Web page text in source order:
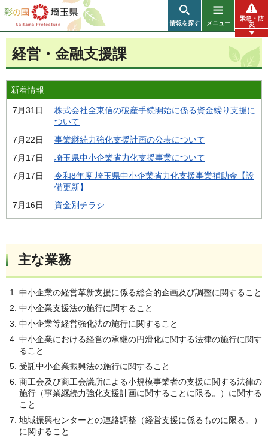
彩の国 埼玉県
情報を探す メニュー
緊急・防
災
経営・金融支援課
新着情報
7月31日
株式会社全東信の破産手続開始に係る資金繰り支援に
ついて
7月22日
事業継続力強化支援計画の公表について
7月17日
埼玉県中小企業省力化支援事業について
7月17日
令和8年度 埼玉県中小企業省力化支援事業補助金【設
備更新】
7月16日
資金別チラシ
主な業務
中小企業の経営革新支援に係る総合的企画及び調整に関すること
中小企業支援法の施行に関すること
中小企業等経営強化法の施行に関すること
中小企業における経営の承継の円滑化に関する法律の施行に関す
ること
受託中小企業振興法の施行に関すること
商工会及び商工会議所による小規模事業者の支援に関する法律の
施行（事業継続力強化支援計画に関することに限る。）に関する
こと
地域振興センターとの連絡調整（経営支援に係るものに限る。）
に関すること